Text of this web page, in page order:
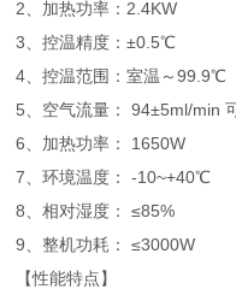
2、加热功率：2.4KW
3、控温精度：±0.5℃
4、控温范围：室温～99.9℃
5、空气流量： 94±5ml/min
6、加热功率： 1650W
7、环境温度： -10~+40℃
8、相对湿度： ≤85%
9、整机功耗： ≤3000W
【性能特点】